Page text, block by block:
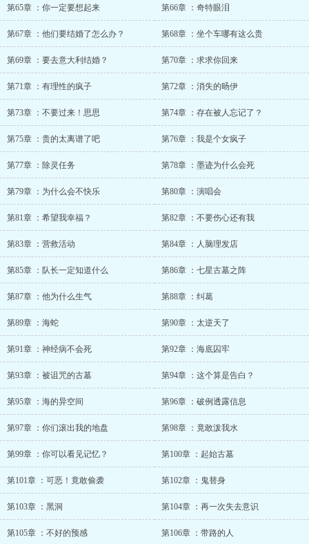
第65章 ：你一定要想起来 第66章 ：奇特眼泪
第67章 ：他们要结婚了怎么办？ 第68章 ：坐个车哪有这么贵
第69章 ：要去意大利结婚？ 第70章 ：求求你回来
第71章 ：有理性的疯子 第72章 ：消失的旸伊
第73章 ：不要过来！思思 第74章 ：存在被人忘记了？
第75章 ：贵的太离谱了吧 第76章 ：我是个女疯子
第77章 ：除灵任务 第78章 ：墨迹为什么会死
第79章 ：为什么会不快乐 第80章 ：演唱会
第81章 ：希望我幸福？ 第82章 ：不要伤心还有我
第83章 ：营救活动 第84章 ：人脑理发店
第85章 ：队长一定知道什么 第86章 ：七星古墓之阵
第87章 ：他为什么生气 第88章 ：纠葛
第89章 ：海蛇 第90章 ：太逆天了
第91章 ：神经病不会死 第92章 ：海底囚牢
第93章 ：被诅咒的古墓 第94章 ：这个算是告白？
第95章 ：海的异空间 第96章 ：破例透露信息
第97章 ：你们滚出我的地盘 第98章 ：竟敢泼我水
第99章 ：你可以看见记忆？ 第100章 ：起始古墓
第101章 ：可恶！竟敢偷袭 第102章 ：鬼替身
第103章 ：黑洞 第104章 ：再一次失去意识
第105章 ：不好的预感 第106章 ：带路的人